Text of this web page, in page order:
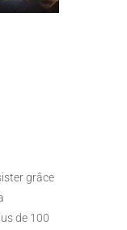
grâce
de 100